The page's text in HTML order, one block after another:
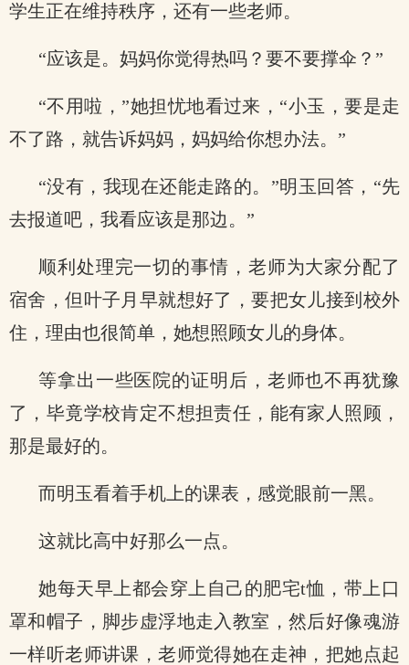
学生正在维持秩序，还有一些老师。
“应该是。妈妈你觉得热吗？要不要撑伞？”
“不用啦，”她担忧地看过来，“小玉，要是走
不了路，就告诉妈妈，妈妈给你想办法。”
“没有，我现在还能走路的。”明玉回答，“先
去报道吧，我看应该是那边。”
顺利处理完一切的事情，老师为大家分配了
宿舍，但叶子月早就想好了，要把女儿接到校外
住，理由也很简单，她想照顾女儿的身体。
等拿出一些医院的证明后，老师也不再犹豫
了，毕竟学校肯定不想担责任，能有家人照顾，
那是最好的。
而明玉看着手机上的课表，感觉眼前一黑。
这就比高中好那么一点。
她每天早上都会穿上自己的肥宅t恤，带上口
罩和帽子，脚步虚浮地走入教室，然后好像魂游
一样听老师讲课，老师觉得她在走神，把她点起